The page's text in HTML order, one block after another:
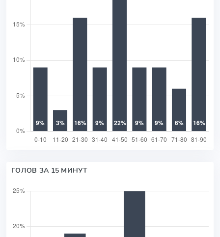
ГОЛОВ ЗА 15 МИНУТ